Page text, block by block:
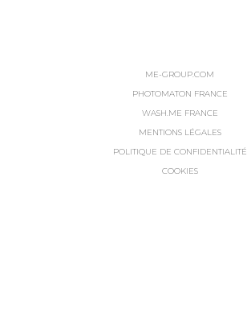
ME-GROUP.COM
PHOTOMATON FRANCE
WASH.ME FRANCE
MENTIONS LÉGALES
POLITIQUE DE CONFIDENTIALITÉ
COOKIES